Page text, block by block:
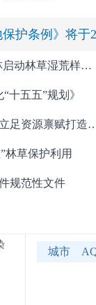
【彩练新闻】用数据和科技为生态“画像”，吉林启动林草湿荒样地调查
十五五”规划》
【吉林日报】风光赋绿能 循环兴沃土 ——我
林草保护利用
规范性文件
城市